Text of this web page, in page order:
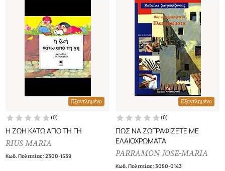
Εξαντλημένο
(0)
Η ΖΩΗ ΚΑΤΩ ΑΠΟ ΤΗ ΓΗ
RIUS MARIA
Κωδ. Πολιτείας:2300-1539
Εξαντλημένο
(0)
ΠΩΣ ΝΑ ΖΩΓΡΑΦΙΖΕΤΕ ΜΕ
ΕΛΑΙΟΧΡΩΜΑΤΑ
PARRAMON JOSE-MARIA
Κωδ. Πολιτείας:3050-0143